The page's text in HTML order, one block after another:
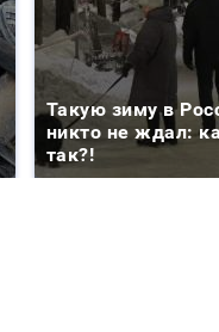
Такую зиму в
никто не ждал:
так?!